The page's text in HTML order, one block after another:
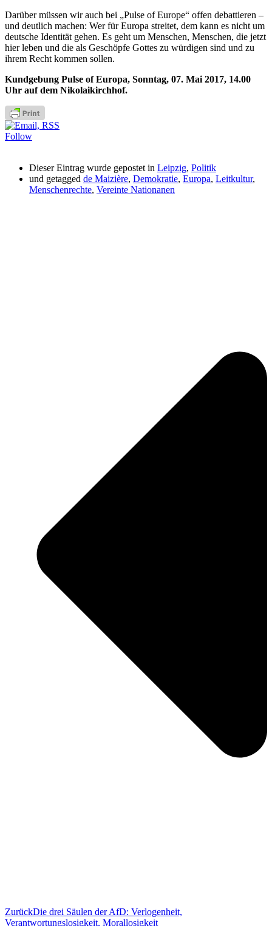
Darüber müssen wir auch bei „Pulse of Europe“ offen debattieren –
und deutlich machen: Wer für Europa streitet, dem kann es nicht um
deutsche Identität gehen. Es geht um Menschen, Menschen, die jetzt
hier leben und die als Geschöpfe Gottes zu würdigen sind und zu
ihrem Recht kommen sollen.
Kundgebung Pulse of Europa, Sonntag, 07. Mai 2017, 14.00
Uhr auf dem Nikolaikirchhof.
Follow
Dieser Eintrag wurde gepostet in Leipzig, Politik
und getagged de Maizière, Demokratie, Europa, Leitkultur,
Menschenrechte, Vereinte Nationanen
ZurückDie drei Säulen der AfD: Verlogenheit,
Verantwortungslosigkeit, Morallosigkeit